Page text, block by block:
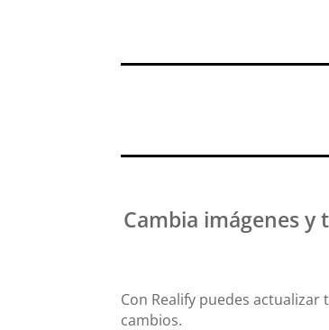
Cambia imágenes
Con Realify puedes
cambios.